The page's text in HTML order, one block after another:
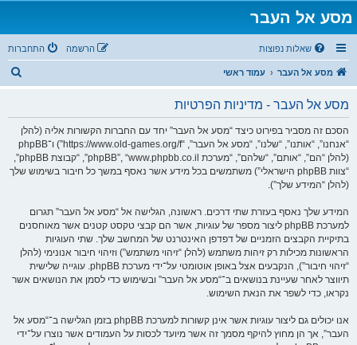
מסע אל העבר
שאלות נפוצות התחברות הרשמה
מסע אל העבר עמוד ראשי
מסע אל העבר - מדיניות הפרטיות
הסכם זה מסביר בפירוט כיצד “מסע אל העבר” יחד עם החברות הקשורות אליה (להלן
“אנחנו”, “אותנו”, “שלנו”, “מסע אל העבר”, “https://www.old-games.org/f”) ו־phpBB
(להלן “הם”, “אותם”, “שלהם”, “מערכת phpBB”, “www.phpbb.co.il”, “קבוצת phpBB”,
“צוות phpBB הישראלי”) משתמשים בכל מידע אשר נאסף במשך כל חיבור בשימוש שלך
(להלן “המידע שלך”).
המידע שלך נאסף בעזרת שתי דרכים. ראשונה, הגלישה אל “מסע אל העבר” תגרום
למערכת phpBB ליצור מספר של עוגיות, אשר הם קבצי טקסט קטנים אשר מאוחסנים
בתיקיית הקבצים הזמניים של דפדפן האינטרנט של המחשב שלך. שתי העוגיות
הראשונות מכילות רק זיהות משתמש (להלן “זיהוי משתמש”) וזיהוי חיבור אנונימי (להלן
“זיהוי חיבור”), הנקבעים אצל באופן אוטומטי על־ידי מערכת phpBB. עוגייה שלישית
תיווצר לאחר שעיינת בנושאים ב־“מסע אל העבר” ובשימוש כדי לסמן את הנושאים אשר
נקראו, כדי לשפר את הנאת השימוש.
אנו יכולים גם ליצור עוגיות אשר אינן קשורות למערכת phpBB בזמן הגלישה ב־“מסע אל
העבר”, אך הן מחוץ להיקף מסמך זה אשר מיועד לכסות על העמודים אשר נוצרו על־ידי